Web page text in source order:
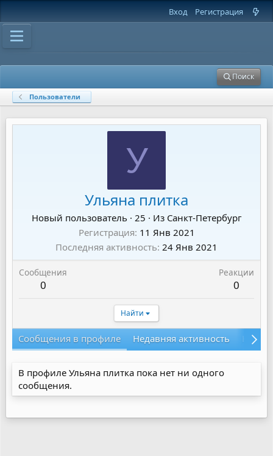
Вход Регистрация
Поиск
Пользователи
У
Ульяна плитка
Новый пользователь · 25 · Из Санкт-Петербург
Регистрация 11 Янв 2021
Последняя активность 24 Янв 2021
Сообщения
0
Реакции
0
Найти
Сообщения в профиле Недавняя активность
В профиле Ульяна плитка пока нет ни одного
сообщения.